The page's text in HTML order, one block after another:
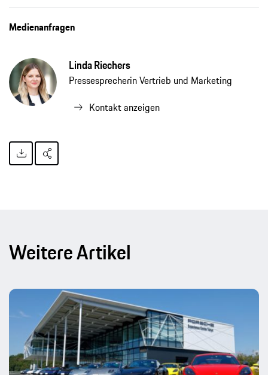
Medienanfragen
Linda Riechers
Pressesprecherin Vertrieb und Marketing
Kontakt anzeigen
Weitere Artikel